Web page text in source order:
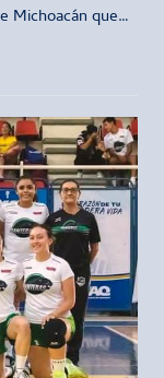
Michoacán que…